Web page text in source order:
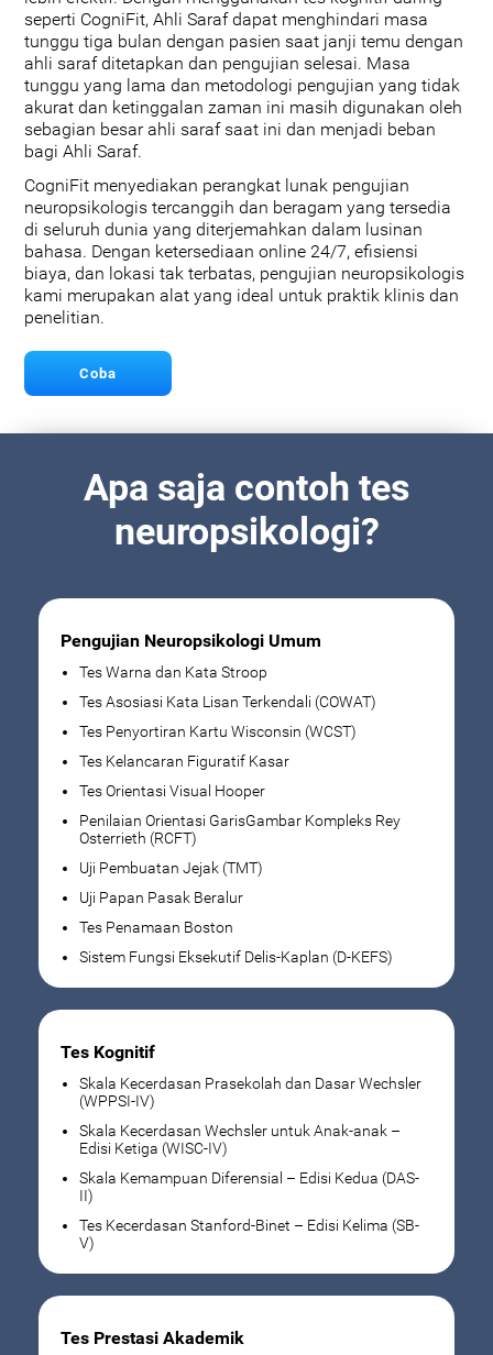
seperti CogniFit, Ahli Saraf dapat menghindari masa
tunggu tiga bulan dengan pasien saat janji temu dengan
ahli saraf ditetapkan dan pengujian selesai. Masa
tunggu yang lama dan metodologi pengujian yang tidak
akurat dan ketinggalan zaman ini masih digunakan oleh
sebagian besar ahli saraf saat ini dan menjadi beban
bagi Ahli Saraf.
CogniFit menyediakan perangkat lunak pengujian
neuropsikologis tercanggih dan beragam yang tersedia
di seluruh dunia yang diterjemahkan dalam lusinan
bahasa. Dengan ketersediaan online 24/7, efisiensi
biaya, dan lokasi tak terbatas, pengujian neuropsikologis
kami merupakan alat yang ideal untuk praktik klinis dan
penelitian.
Coba
Apa saja contoh tes
neuropsikologi?
Pengujian Neuropsikologi Umum
Tes Warna dan Kata Stroop
Tes Asosiasi Kata Lisan Terkendali (COWAT)
Tes Penyortiran Kartu Wisconsin (WCST)
Tes Kelancaran Figuratif Kasar
Tes Orientasi Visual Hooper
Penilaian Orientasi GarisGambar Kompleks Rey
Osterrieth (RCFT)
Uji Pembuatan Jejak (TMT)
Uji Papan Pasak Beralur
Tes Penamaan Boston
Sistem Fungsi Eksekutif Delis-Kaplan (D-KEFS)
Tes Kognitif
Skala Kecerdasan Prasekolah dan Dasar Wechsler
(WPPSI-IV)
Skala Kecerdasan Wechsler untuk Anak-anak –
Edisi Ketiga (WISC-IV)
Skala Kemampuan Diferensial – Edisi Kedua (DAS-
II)
Tes Kecerdasan Stanford-Binet – Edisi Kelima (SB-
V)
Tes Prestasi Akademik